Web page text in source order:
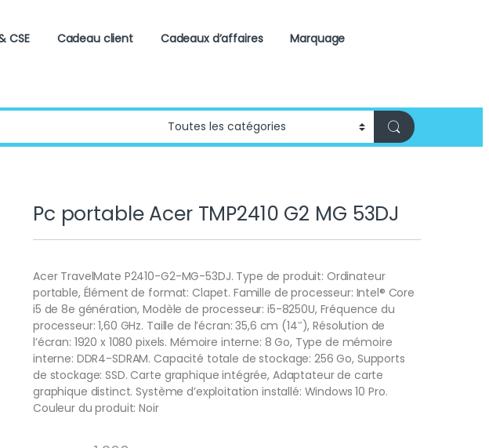
CSE Cadeau client Cadeaux d’affaires Marquage
Pc portable Acer TMP2410 G2 MG 53DJ
Acer TravelMate P2410-G2-MG-53DJ. Type de produit: Ordinateur
portable, Élément de format: Clapet. Famille de processeur: Intel® Core
i5 de 8e génération, Modèle de processeur: i5-8250U, Fréquence du
processeur: 1,60 GHz. Taille de l’écran: 35,6 cm (14″), Résolution de
l’écran: 1920 x 1080 pixels. Mémoire interne: 8 Go, Type de mémoire
interne: DDR4-SDRAM. Capacité totale de stockage: 256 Go, Supports
de stockage: SSD. Carte graphique intégrée, Adaptateur de carte
graphique distinct. Système d’exploitation installé: Windows 10 Pro.
Couleur du produit: Noir